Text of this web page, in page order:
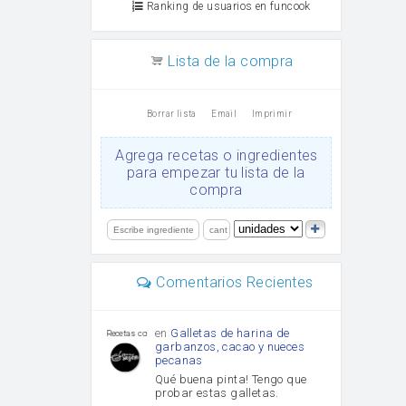
Ranking de usuarios en funcook
Lista de la compra
Borrar lista Email Imprimir
Agrega recetas o ingredientes
para empezar tu lista de la
compra
Comentarios Recientes
Recetas con sazon
en Galletas de harina de
garbanzos, cacao y nueces
pecanas
Qué buena pinta! Tengo que
probar estas galletas.